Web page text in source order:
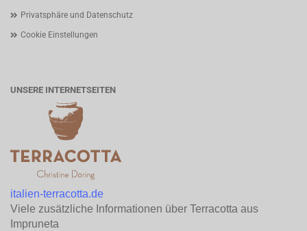
Privatsphäre und Datenschutz
Cookie Einstellungen
UNSERE INTERNETSEITEN
italien-terracotta.de
Viele zusätzliche Informationen über Terracotta aus
Impruneta